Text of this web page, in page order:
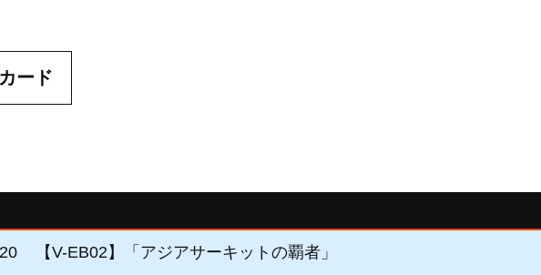
ード
【V-EB02】「アジアサーキットの覇者」